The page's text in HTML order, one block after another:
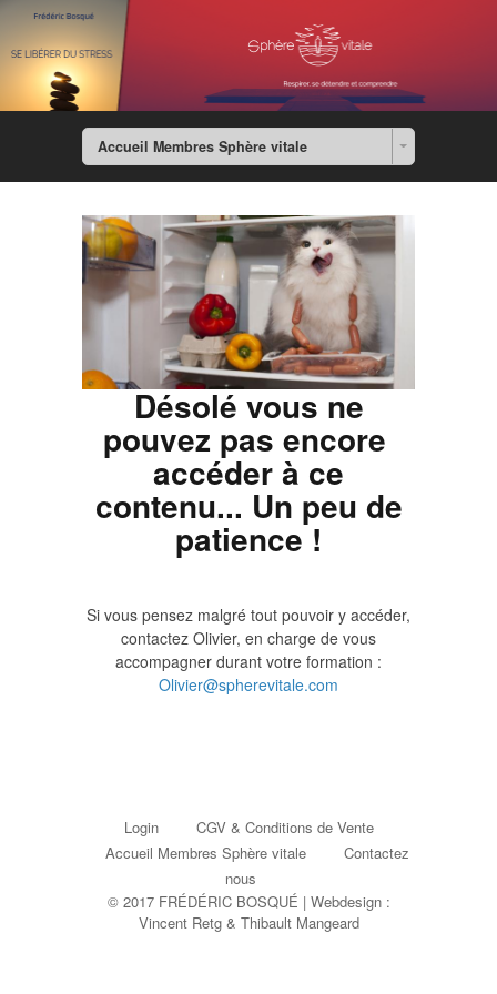
Accueil Membres Sphère vitale
Désolé vous ne
pouvez pas encore
accéder à ce
contenu... Un peu de
patience !
Si vous pensez malgré tout pouvoir y accéder,
contactez Olivier, en charge de vous
accompagner durant votre formation :
Olivier@spherevitale.com
Login
CGV & Conditions de Vente
Accueil Membres Sphère vitale
Contactez
nous
© 2017 FRÉDÉRIC BOSQUÉ | Webdesign :
Vincent Retg& Thibault Mangeard